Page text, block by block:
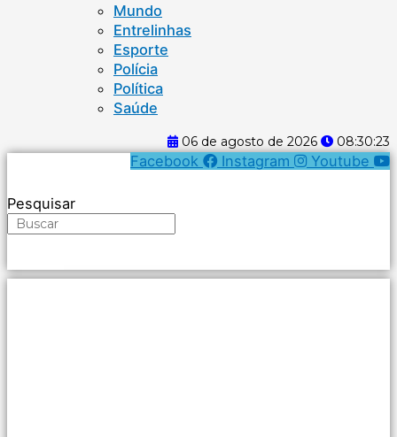
Mundo
Entrelinhas
Esporte
Polícia
Política
Saúde
06 de agosto de 2026 08:30:24
Facebook Instagram Youtube
Pesquisar